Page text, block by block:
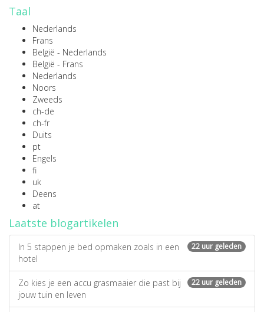
Taal
Nederlands
Frans
België - Nederlands
België - Frans
Nederlands
Noors
Zweeds
ch-de
ch-fr
Duits
pt
Engels
fi
uk
Deens
at
Laatste blogartikelen
22 uur geleden
In 5 stappen je bed opmaken zoals in een
hotel
22 uur geleden
Zo kies je een accu grasmaaier die past bij
jouw tuin en leven